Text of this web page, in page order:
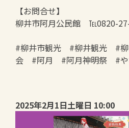
【お問合せ】
柳井市阿月公民館 ℡0820-
#柳井市観光 #柳井観光 #
会 #阿月 #阿月神明祭 #や
2025年2月1日土曜日 10:00